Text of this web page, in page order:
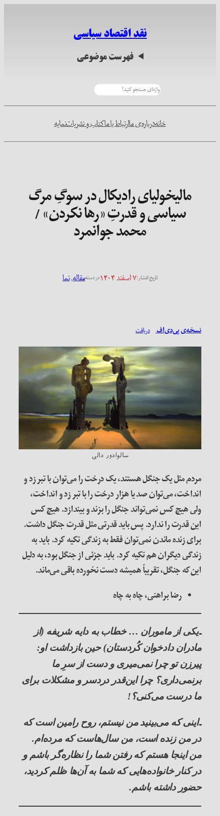
نقد اقتصاد سیاسی
فهرست موضوعی
خانهدرباره‌ی ماارتباط با ماکتاب و نشریاتنمایه
مالیخولیای رادیکال در سوگِ مرگ
سیاسی و قدرتِ «رها نکردن» /
محمد جوانمرد
تاریخ انتشار:۷ اسفند ۱۴۰۴ در دستهمقاله, نما
نسخه‌ی پی‌دی‌اف دریافت
سالوادور دالی
مردم مثل یک جنگل هستند، یک درخت را می‌توان با تبر زد و
انداخت، می‌توان صد یا هزار درخت را با تبر زد و انداخت،
ولی هیچ کس نمی‌تواند جنگل را بزند و بیندازد. هیچ کس
این قدرت را ندارد. پس باید قدرتی مثل قدرت جنگل داشت.
برای زنده ماندن نمی‌توان فقط به زندگی تکیه کرد. باید به
زندگی دیگران هم تکیه کرد. باید جزئی از جنگل بود، به دلیل
این‌که جنگل، تقریباً همیشه دست نخورده باقی می‌ماند.
رضا براهنی، چاه به چاه
ـیکی از ماموران … خطاب به دایه شریفه (از
مادران دادخوان کُردستان) حین بازداشت او:
پیرزن تو چرا نمی‌میری و دست از سرِ ما
برنمی‌داری؟ چرا این‌قدر دردسر و مشکلات برای
ما درست می‌کنی؟!
ـاینی که می‌بینید من نیستم، روح رامین است که
در من زنده است، من سال‌هاست که مرده‌ام.
من اینجا هستم که رفتن شما را نظاره‌گر باشم و
در کنار خانواده‌هایی که شما به آن‌ها ظلم کردید،
حضور داشته باشم.